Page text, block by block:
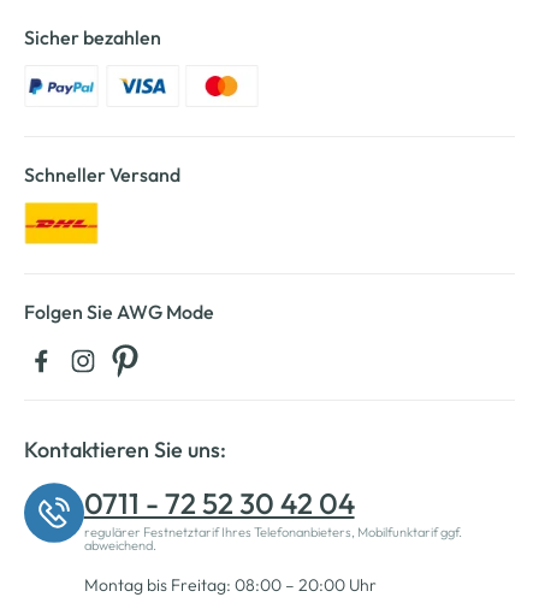
Sicher bezahlen
Schneller Versand
Folgen Sie AWG Mode
Kontaktieren Sie uns:
0711 - 72 52 30 42 04
regulärer Festnetztarif Ihres Telefonanbieters, Mobilfunktarif ggf.
abweichend.
Montag bis Freitag: 08:00 – 20:00 Uhr